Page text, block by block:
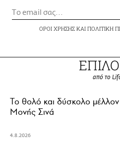
ΟΡΟΙ ΧΡΗΣΗΣΚΑΙ ΠΟΛΙΤΙΚΗ
από το
Το θολό και δύσκολο μέλλον
Μονής Σινά
4.8.2026